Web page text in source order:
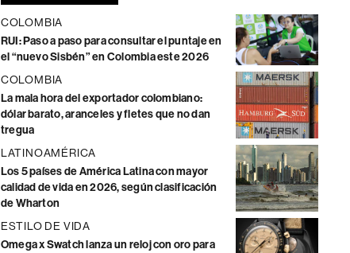
COLOMBIA
RUI: Paso a paso para consultar el puntaje en
el “nuevo Sisbén” en Colombia este 2026
COLOMBIA
La mala hora del exportador colombiano:
dólar barato, aranceles y fletes que no dan
tregua
LATINOAMÉRICA
Los 5 países de América Latina con mayor
calidad de vida en 2026, según clasificación
de Wharton
ESTILO DE VIDA
Omega x Swatch lanza un reloj con oro para